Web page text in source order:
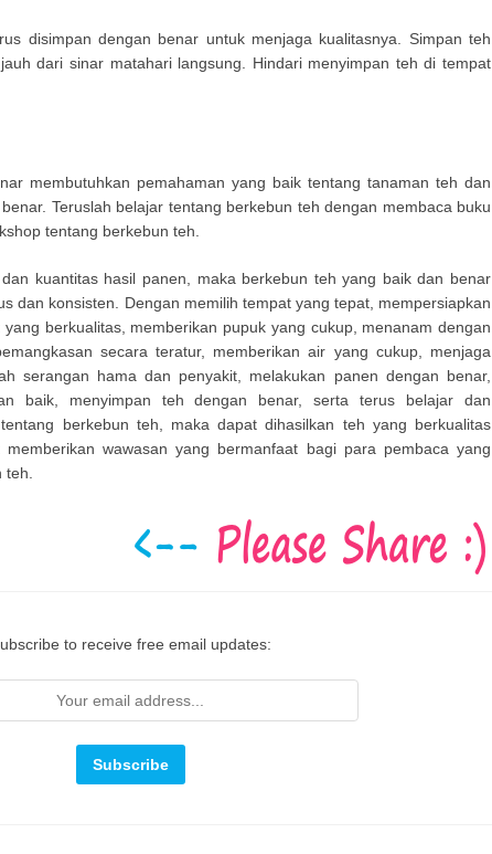
disimpan dengan benar untuk menjaga kualitasnya. Simpan teh
dari sinar matahari langsung. Hindari menyimpan teh di tempat
membutuhkan pemahaman yang baik tentang tanaman teh dan
Teruslah belajar tentang berkebun teh dengan membaca buku
tentang berkebun teh.
kuantitas hasil panen, maka berkebun teh yang baik dan benar
dan konsisten. Dengan memilih tempat yang tepat, mempersiapkan
berkualitas, memberikan pupuk yang cukup, menanam dengan
secara teratur, memberikan air yang cukup, menjaga
serangan hama dan penyakit, melakukan panen dengan benar,
baik, menyimpan teh dengan benar, serta terus belajar dan
berkebun teh, maka dapat dihasilkan teh yang berkualitas
wawasan yang bermanfaat bagi para pembaca yang
to receive free email updates: